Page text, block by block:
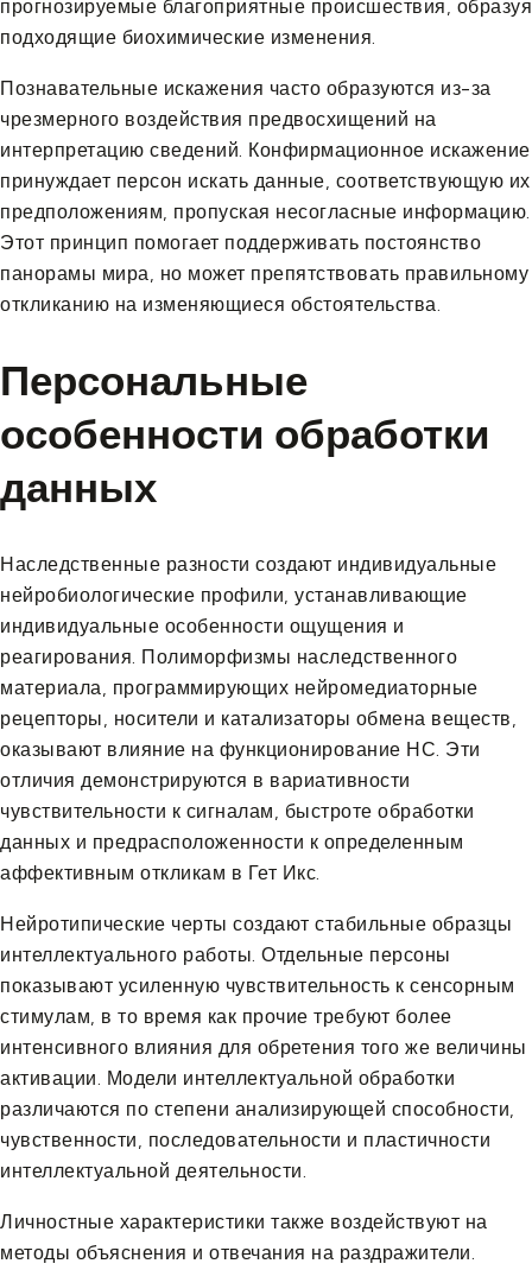
прогнозируемые благоприятные происшествия, образуя
подходящие биохимические изменения.
Познавательные искажения часто образуются из-за
чрезмерного воздействия предвосхищений на
интерпретацию сведений. Конфирмационное искажение
принуждает персон искать данные, соответствующую их
предположениям, пропуская несогласные информацию.
Этот принцип помогает поддерживать постоянство
панорамы мира, но может препятствовать правильному
откликанию на изменяющиеся обстоятельства.
Персональные
особенности обработки
данных
Наследственные разности создают индивидуальные
нейробиологические профили, устанавливающие
индивидуальные особенности ощущения и
реагирования. Полиморфизмы наследственного
материала, программирующих нейромедиаторные
рецепторы, носители и катализаторы обмена веществ,
оказывают влияние на функционирование НС. Эти
отличия демонстрируются в вариативности
чувствительности к сигналам, быстроте обработки
данных и предрасположенности к определенным
аффективным откликам в Гет Икс.
Нейротипические черты создают стабильные образцы
интеллектуального работы. Отдельные персоны
показывают усиленную чувствительность к сенсорным
стимулам, в то время как прочие требуют более
интенсивного влияния для обретения того же величины
активации. Модели интеллектуальной обработки
различаются по степени анализирующей способности,
чувственности, последовательности и пластичности
интеллектуальной деятельности.
Личностные характеристики также воздействуют на
методы объяснения и отвечания на раздражители.